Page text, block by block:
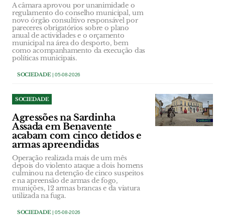
A câmara aprovou por unanimidade o
regulamento do conselho municipal, um
novo órgão consultivo responsável por
pareceres obrigatórios sobre o plano
anual de actividades e o orçamento
municipal na área do desporto, bem
como acompanhamento da execução das
políticas municipais.
SOCIEDADE| 05-08-2026
SOCIEDADE
Agressões na Sardinha
Assada em Benavente
acabam com cinco detidos e
armas apreendidas
Operação realizada mais de um mês
depois do violento ataque a dois homens
culminou na detenção de cinco suspeitos
e na apreensão de armas de fogo,
munições, 12 armas brancas e da viatura
utilizada na fuga.
SOCIEDADE| 05-08-2026